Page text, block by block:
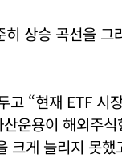
상승 곡선을 그
“현재 ETF 시
운용이 해외주
크게 늘리지 못